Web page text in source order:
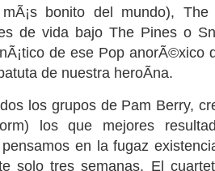
bonito del mundo), The
de vida bajo The Pines o
de ese Pop anorÃ©xico
de nuestra heroÃ­na.
los grupos de Pam Berry,
los que mejores
en la fugaz
solo tres semanas. El